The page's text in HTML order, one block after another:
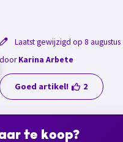
Laatst gewijzigd op 8 augustus
doorKarina Arbete
Goed artikel! 2
te koop?